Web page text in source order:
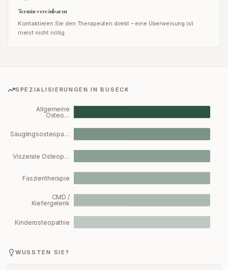
Termin vereinbaren
Kontaktieren Sie den Therapeuten direkt – eine Überweisung ist
meist nicht nötig.
SPEZIALISIERUNGEN INBUSECK
Allgemeine
Osteo…
Säuglingsosteopa…
Viszerale Osteop…
Faszientherapie
CMD /
Kiefergelenk
Kinderosteopathie
WUSSTEN SIE?